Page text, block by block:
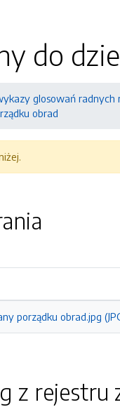
do
glosowań radnych
obrad
porządku obrad.jpg
z rejestru